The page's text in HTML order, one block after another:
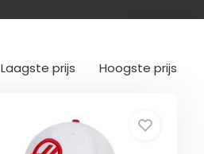
Laagste prijs Hoogste prijs